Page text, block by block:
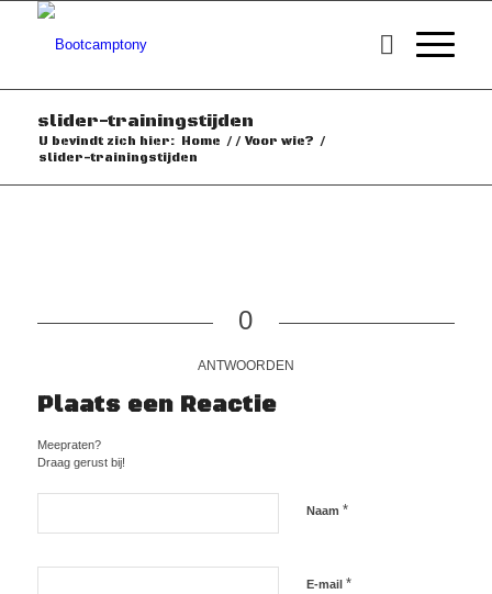
slider-trainingstijden
U bevindt zich hier: Home / / Voor wie? /
slider-trainingstijden
0
ANTWOORDEN
Plaats een Reactie
Meepraten?
Draag gerust bij!
Naam *
E-mail *